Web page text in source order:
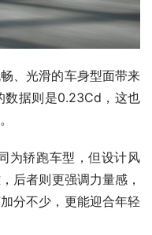
、光滑的车身型面带来
数据则是0.23Cd，这也
为轿跑车型，但设计风
后者则更强调力量感，
分不少，更能迎合年轻